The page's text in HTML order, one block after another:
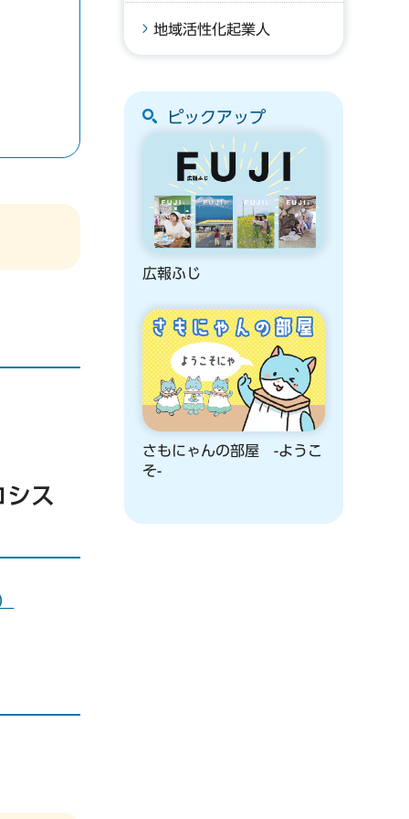
ス
地域活性化起業人
ピックアップ
広報ふじ
さもにゃんの部屋 -ようこ
そ-